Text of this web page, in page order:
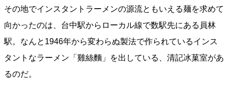
その地でインスタントラーメンの源流ともいえる麺を求めて
向かったのは、台中駅からローカル線で数駅先にある員林
駅。なんと1946年から変わらぬ製法で作られているインス
タントなラーメン「雞絲麵」を出している、清記冰菓室があ
るのだ。